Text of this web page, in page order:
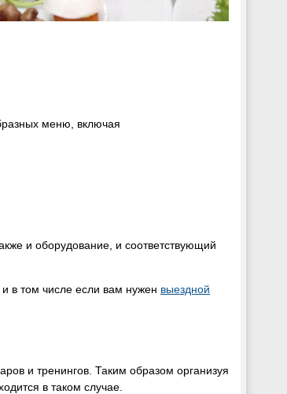
меню, включая
и оборудование, и соответствующий
в том числе если вам нужен выездной
и тренингов. Таким образом организуя
в таком случае.